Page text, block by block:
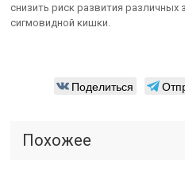
снизить риск развития
сигмовидной кишки.
Поделиться
Похожее